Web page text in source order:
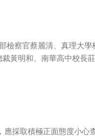
檢察官蔡麗清、真理大
黃明和、南華高中校長
採取積極正面態度小心